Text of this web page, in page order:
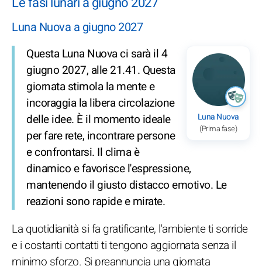
Luna Nuova a giugno 2027
Luna Nuova
(Prima fase)
Questa Luna Nuova ci sarà il 4
giugno 2027, alle 21.41. Questa
giornata stimola la mente e
incoraggia la libera circolazione
delle idee. È il momento ideale
per fare rete, incontrare persone
e confrontarsi. Il clima è
dinamico e favorisce l'espressione,
mantenendo il giusto distacco emotivo. Le
reazioni sono rapide e mirate.
La quotidianità si fa gratificante, l'ambiente ti sorride
e i costanti contatti ti tengono aggiornata senza il
minimo sforzo. Si preannuncia una giornata